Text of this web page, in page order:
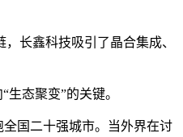
长鑫科技吸引了晶合集成、
态聚变”的关键。
国二十强城市。当外界在讨